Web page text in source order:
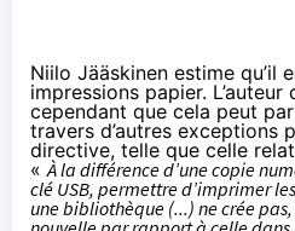
Niilo Jääskinen estime qu’il
impressions papier.
cependant que cela peut
travers d’autres exceptions
directive, telle que celle
«À la différence d’une copie
clé USB, permettre d’imprimer
une bibliothèque (...) ne crée